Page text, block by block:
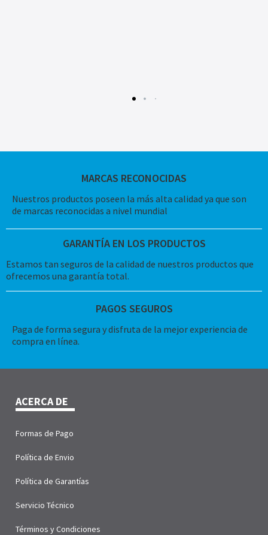
MARCAS RECONOCIDAS
Nuestros productos poseen la más alta calidad ya que son
de marcas reconocidas a nivel mundial
GARANTÍA EN LOS PRODUCTOS
Estamos tan seguros de la calidad de nuestros productos que
ofrecemos una garantía total.
PAGOS SEGUROS
Paga de forma segura y disfruta de la mejor experiencia de
compra en línea.
ACERCA DE
Formas de Pago
Política de Envio
Política de Garantías
Servicio Técnico
Términos y Condiciones